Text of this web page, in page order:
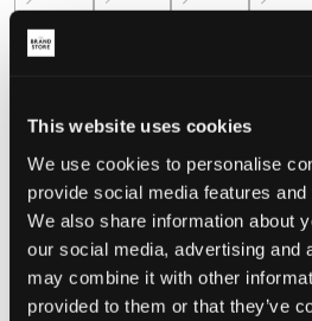
This website uses cookies
We use cookies to personalise
provide social media features
We also share information about
our social media, advertising and
may combine it with other
provided to them or that they’ve
Petit Parfait
CHOISIR LA
Livraison gratuite à partir de 69 €